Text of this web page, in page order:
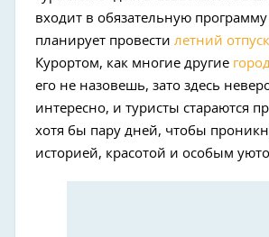
входит в обязательную программу
планирует провести летний отпуск
Курортом, как многие другие
его не назовешь, зато здесь
интересно, и туристы стараются
хотя бы пару дней, чтобы
историей, красотой и особым